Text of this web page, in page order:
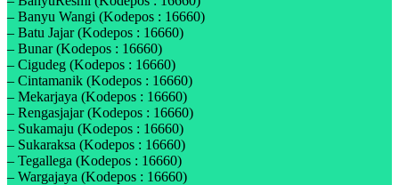
– Banyu Wangi (Kodepos : 16660)
– Batu Jajar (Kodepos : 16660)
– Bunar (Kodepos : 16660)
– Cigudeg (Kodepos : 16660)
– Cintamanik (Kodepos : 16660)
– Mekarjaya (Kodepos : 16660)
– Rengasjajar (Kodepos : 16660)
– Sukamaju (Kodepos : 16660)
– Sukaraksa (Kodepos : 16660)
– Tegallega (Kodepos : 16660)
– Wargajaya (Kodepos : 16660)